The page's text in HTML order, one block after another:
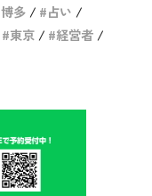
博多
占い
東京
経営者